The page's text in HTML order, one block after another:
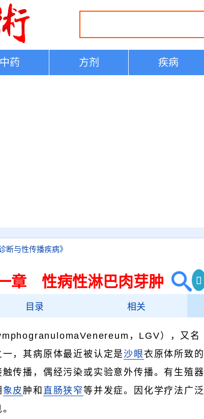
中药 方剂 疾病
断与性传播疾病》
章 性病性淋巴肉芽肿
目录 相关
，LGV），又名
，其病原体最近被认定是 沙眼衣原体所致的
传播，偶经污染或实验意外传播。有生殖器
象皮肿和 直肠狭窄等并发症。因化学疗法广泛